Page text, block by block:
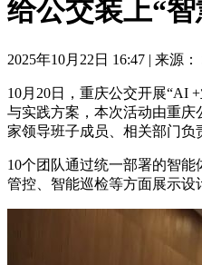
给公交装上“
2025年10月22日 16:47 | 来源：
10月20日，重庆公交开展“AI
与实践方案，本次活动由重
家领导班子成员、相关部门负
10个团队通过统一部署的智
管控、智能巡检等方面展示设